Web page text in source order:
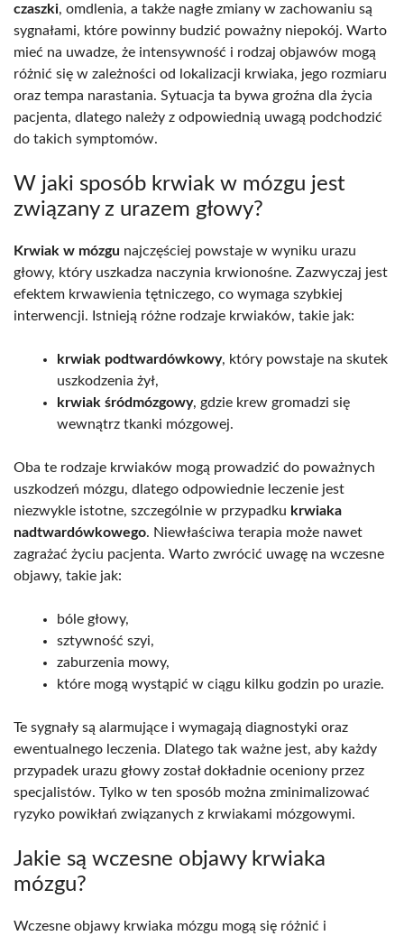
czaszki, omdlenia, a także nagłe zmiany w zachowaniu są
sygnałami, które powinny budzić poważny niepokój. Warto
mieć na uwadze, że intensywność i rodzaj objawów mogą
różnić się w zależności od lokalizacji krwiaka, jego rozmiaru
oraz tempa narastania. Sytuacja ta bywa groźna dla życia
pacjenta, dlatego należy z odpowiednią uwagą podchodzić
do takich symptomów.
W jaki sposób krwiak w mózgu jest
związany z urazem głowy?
Krwiak w mózgu najczęściej powstaje w wyniku urazu
głowy, który uszkadza naczynia krwionośne. Zazwyczaj jest
efektem krwawienia tętniczego, co wymaga szybkiej
interwencji. Istnieją różne rodzaje krwiaków, takie jak:
krwiak podtwardówkowy, który powstaje na skutek
uszkodzenia żył,
krwiak śródmózgowy, gdzie krew gromadzi się
wewnątrz tkanki mózgowej.
Oba te rodzaje krwiaków mogą prowadzić do poważnych
uszkodzeń mózgu, dlatego odpowiednie leczenie jest
niezwykle istotne, szczególnie w przypadku krwiaka
nadtwardówkowego. Niewłaściwa terapia może nawet
zagrażać życiu pacjenta. Warto zwrócić uwagę na wczesne
objawy, takie jak:
bóle głowy,
sztywność szyi,
zaburzenia mowy,
które mogą wystąpić w ciągu kilku godzin po urazie.
Te sygnały są alarmujące i wymagają diagnostyki oraz
ewentualnego leczenia. Dlatego tak ważne jest, aby każdy
przypadek urazu głowy został dokładnie oceniony przez
specjalistów. Tylko w ten sposób można zminimalizować
ryzyko powikłań związanych z krwiakami mózgowymi.
Jakie są wczesne objawy krwiaka
mózgu?
Wczesne objawy krwiaka mózgu mogą się różnić i